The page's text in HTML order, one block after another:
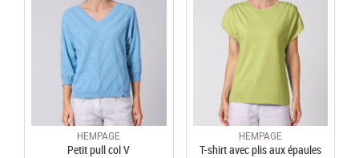
HEMPAGE
Petit pull col V
HEMPAGE
T-shirt avec plis aux épaules